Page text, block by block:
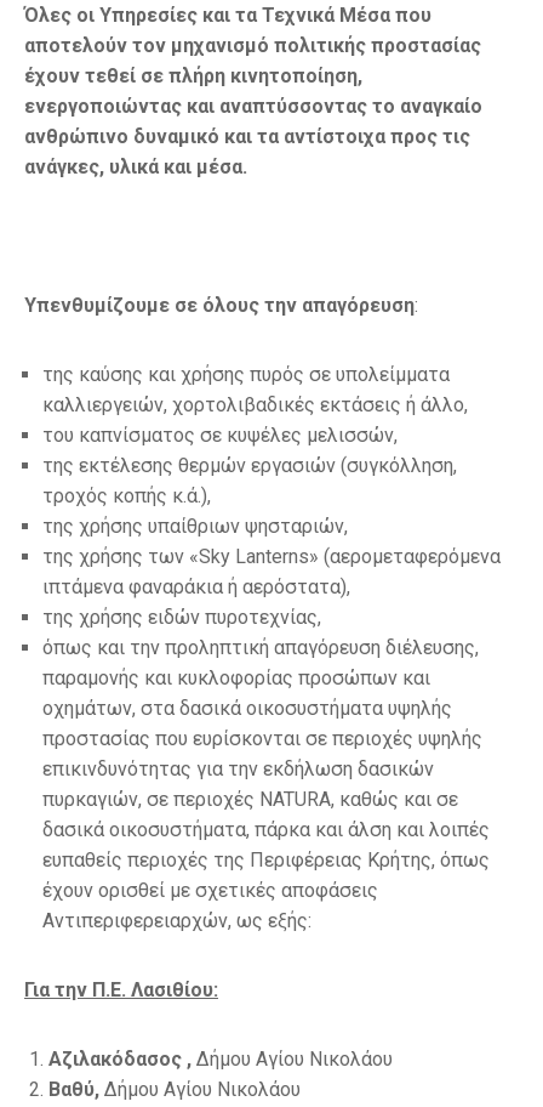
Όλες οι Υπηρεσίες και τα Τεχνικά Μέσα που
αποτελούν τον μηχανισμό πολιτικής προστασίας
έχουν τεθεί σε πλήρη κινητοποίηση,
ενεργοποιώντας και αναπτύσσοντας το αναγκαίο
ανθρώπινο δυναμικό και τα αντίστοιχα προς τις
ανάγκες, υλικά και μέσα.
Υπενθυμίζουμε σε όλους την απαγόρευση:
της καύσης και χρήσης πυρός σε υπολείμματα
καλλιεργειών, χορτολιβαδικές εκτάσεις ή άλλο,
του καπνίσματος σε κυψέλες μελισσών,
της εκτέλεσης θερμών εργασιών (συγκόλληση,
τροχός κοπής κ.ά.),
της χρήσης υπαίθριων ψησταριών,
της χρήσης των «Sky Lanterns» (αερομεταφερόμενα
ιπτάμενα φαναράκια ή αερόστατα),
της χρήσης ειδών πυροτεχνίας,
όπως και την προληπτική απαγόρευση διέλευσης,
παραμονής και κυκλοφορίας προσώπων και
οχημάτων, στα δασικά οικοσυστήματα υψηλής
προστασίας που ευρίσκονται σε περιοχές υψηλής
επικινδυνότητας για την εκδήλωση δασικών
πυρκαγιών, σε περιοχές NATURA, καθώς και σε
δασικά οικοσυστήματα, πάρκα και άλση και λοιπές
ευπαθείς περιοχές της Περιφέρειας Κρήτης, όπως
έχουν ορισθεί με σχετικές αποφάσεις
Αντιπεριφερειαρχών, ως εξής:
Για την Π.Ε. Λασιθίου:
Αζιλακόδασος , Δήμου Αγίου Νικολάου
Βαθύ, Δήμου Αγίου Νικολάου